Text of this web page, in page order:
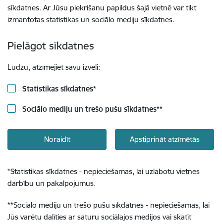
sīkdatnes. Ar Jūsu piekrišanu papildus šajā vietnē var tikt
izmantotas statistikas un sociālo mediju sīkdatnes.
Pielāgot sīkdatnes
Lūdzu, atzīmējiet savu izvēli:
Statistikas sīkdatnes*
Sociālo mediju un trešo pušu sīkdatnes**
Noraidīt Apstiprināt atzīmētās
*Statistikas sīkdatnes - nepieciešamas, lai uzlabotu vietnes
darbību un pakalpojumus.
**Sociālo mediju un trešo pušu sīkdatnes - nepieciešamas, lai
Jūs varētu dalīties ar saturu sociālajos medijos vai skatīt